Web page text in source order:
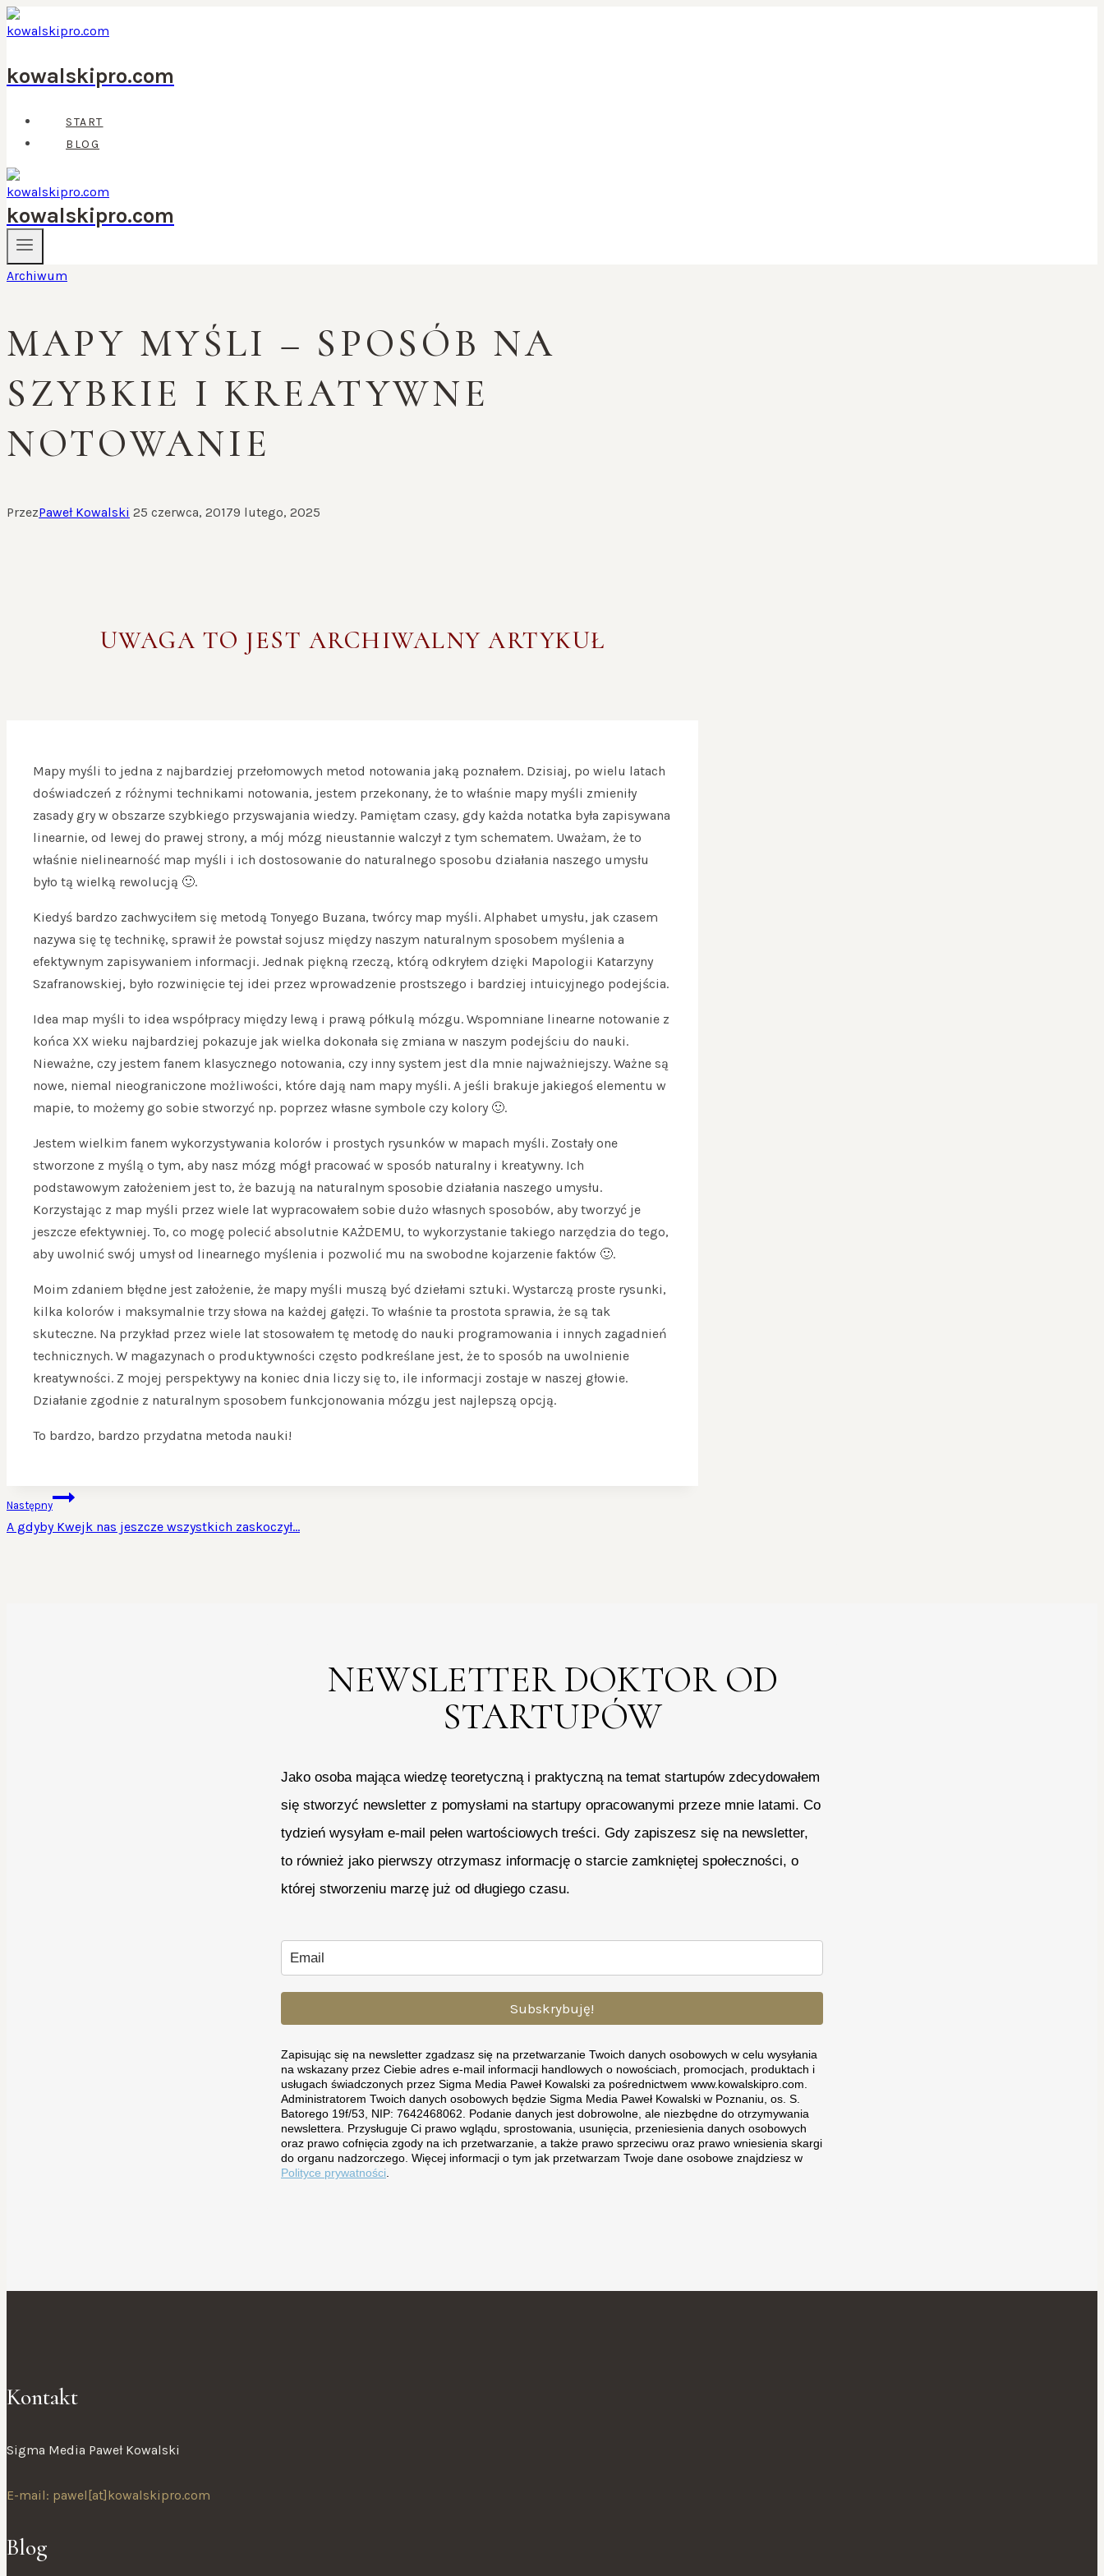
Przejdź
do
kowalskipro.com
START
BLOG
kowalskipro.com
Archiwum
MAPY MYŚLI – SPOSÓB NA
SZYBKIE I KREATYWNE
NOTOWANIE
PrzezPaweł Kowalski 25 czerwca, 20179 lutego, 2025
UWAGA TO JEST ARCHIWALNY ARTYKUŁ
Mapy myśli to jedna z najbardziej przełomowych metod notowania jaką poznałem. Dzisiaj, po wielu latach
doświadczeń z różnymi technikami notowania, jestem przekonany, że to właśnie mapy myśli zmieniły
zasady gry w obszarze szybkiego przyswajania wiedzy. Pamiętam czasy, gdy każda notatka była zapisywana
linearnie, od lewej do prawej strony, a mój mózg nieustannie walczył z tym schematem. Uważam, że to
właśnie nielinearność map myśli i ich dostosowanie do naturalnego sposobu działania naszego umysłu
było tą wielką rewolucją 🙂.
Kiedyś bardzo zachwyciłem się metodą Tonyego Buzana, twórcy map myśli. Alphabet umysłu, jak czasem
nazywa się tę technikę, sprawił że powstał sojusz między naszym naturalnym sposobem myślenia a
efektywnym zapisywaniem informacji. Jednak piękną rzeczą, którą odkryłem dzięki Mapologii Katarzyny
Szafranowskiej, było rozwinięcie tej idei przez wprowadzenie prostszego i bardziej intuicyjnego podejścia.
Idea map myśli to idea współpracy między lewą i prawą półkulą mózgu. Wspomniane linearne notowanie z
końca XX wieku najbardziej pokazuje jak wielka dokonała się zmiana w naszym podejściu do nauki.
Nieważne, czy jestem fanem klasycznego notowania, czy inny system jest dla mnie najważniejszy. Ważne są
nowe, niemal nieograniczone możliwości, które dają nam mapy myśli. A jeśli brakuje jakiegoś elementu w
mapie, to możemy go sobie stworzyć np. poprzez własne symbole czy kolory 🙂.
Jestem wielkim fanem wykorzystywania kolorów i prostych rysunków w mapach myśli. Zostały one
stworzone z myślą o tym, aby nasz mózg mógł pracować w sposób naturalny i kreatywny. Ich
podstawowym założeniem jest to, że bazują na naturalnym sposobie działania naszego umysłu.
Korzystając z map myśli przez wiele lat wypracowałem sobie dużo własnych sposobów, aby tworzyć je
jeszcze efektywniej. To, co mogę polecić absolutnie KAŻDEMU, to wykorzystanie takiego narzędzia do tego,
aby uwolnić swój umysł od linearnego myślenia i pozwolić mu na swobodne kojarzenie faktów 🙂.
Moim zdaniem błędne jest założenie, że mapy myśli muszą być dziełami sztuki. Wystarczą proste rysunki,
kilka kolorów i maksymalnie trzy słowa na każdej gałęzi. To właśnie ta prostota sprawia, że są tak
skuteczne. Na przykład przez wiele lat stosowałem tę metodę do nauki programowania i innych zagadnień
technicznych. W magazynach o produktywności często podkreślane jest, że to sposób na uwolnienie
kreatywności. Z mojej perspektywy na koniec dnia liczy się to, ile informacji zostaje w naszej głowie.
Działanie zgodnie z naturalnym sposobem funkcjonowania mózgu jest najlepszą opcją.
To bardzo, bardzo przydatna metoda nauki!
NAWIGACJA
WPISU
Następny
A gdyby Kwejk nas jeszcze wszystkich zaskoczył…
NEWSLETTER DOKTOR OD
STARTUPÓW
Jako osoba mająca wiedzę teoretyczną i praktyczną na temat startupów zdecydowałem
się stworzyć newsletter z pomysłami na startupy opracowanymi przeze mnie latami. Co
tydzień wysyłam e-mail pełen wartościowych treści. Gdy zapiszesz się na newsletter,
to również jako pierwszy otrzymasz informację o starcie zamkniętej społeczności, o
której stworzeniu marzę już od długiego czasu.
Subskrybuję!
Zapisując się na newsletter zgadzasz się na przetwarzanie Twoich danych osobowych w celu wysyłania
na wskazany przez Ciebie adres e-mail informacji handlowych o nowościach, promocjach, produktach i
usługach świadczonych przez Sigma Media Paweł Kowalski za pośrednictwem www.kowalskipro.com.
Administratorem Twoich danych osobowych będzie Sigma Media Paweł Kowalski w Poznaniu, os. S.
Batorego 19f/53, NIP: 7642468062. Podanie danych jest dobrowolne, ale niezbędne do otrzymywania
newslettera. Przysługuje Ci prawo wglądu, sprostowania, usunięcia, przeniesienia danych osobowych
oraz prawo cofnięcia zgody na ich przetwarzanie, a także prawo sprzeciwu oraz prawo wniesienia skargi
do organu nadzorczego. Więcej informacji o tym jak przetwarzam Twoje dane osobowe znajdziesz w
Polityce prywatności
Kontakt
Sigma Media Paweł Kowalski
E-mail: pawel[at]kowalskipro.com
Blog